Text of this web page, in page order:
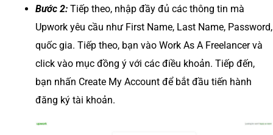
Bước 2: Tiếp theo, nhập đầy đủ các thông tin mà
Upwork yêu cầu như First Name, Last Name, Password,
quốc gia. Tiếp theo, bạn vào Work As A Freelancer và
click vào mục đồng ý với các điều khoản. Tiếp đến,
bạn nhấn Create My Account để bắt đầu tiến hành
đăng ký tài khoản.